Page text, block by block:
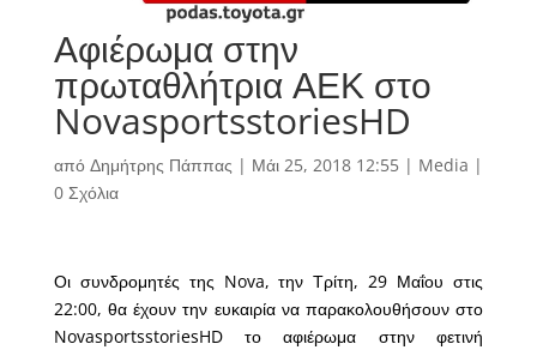
Αφιέρωμα στην
πρωταθλήτρια ΑΕΚ στο
NovasportsstoriesHD
από Δημήτρης Πάππας | Μάι 25, 2018 12:55| Media |
0 Σχόλια
Οι συνδρομητές της Nova, την Τρίτη, 29 Μαΐου στις
22:00, θα έχουν την ευκαιρία να παρακολουθήσουν στο
NovasportsstoriesHD το αφιέρωμα στην φετινή